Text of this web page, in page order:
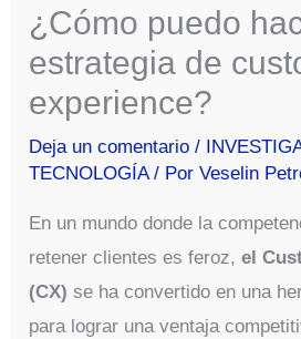
¿Cómo puedo
estrategia de
experience?
Deja un comentario /
TECNOLOGÍA/ PorVeselin
En un mundo donde la
retener clientes es feroz,el
(CX) se ha convertido en una
para lograr una ventaja